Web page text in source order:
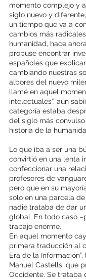
momento complejo y
siglo nuevo y
un tiempo que va a
cambios más
humanidad, hace
propuse encontrar
españoles que
cambiando nuestras
albores del nuevo
llamé en aquel
intelectuales”, aún
categoría estaba
del siglo más
historia de la
Lo que iba a ser una
convirtió en una lenta
confeccionar una
profesores de
pero que en su
solo en una parcela
nadie trataba de dar
global. En todo caso
trabajo enorme.
En aquel momento
primera traducción al
Era de la
Manuel Castells, que
Occidente. Se trataba